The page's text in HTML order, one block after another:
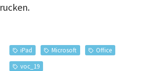
iPad Microsoft
Office
voc_19